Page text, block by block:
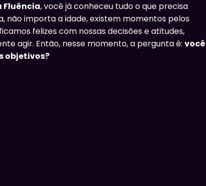
Fluência, você já conheceu tudo o que precisa
não importa a idade, existem momentos pelos
felizes com nossas decisões e atitudes,
agir. Então, nesse momento, a pergunta é: você
objetivos?